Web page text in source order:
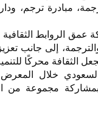
مبادرة ترجم،
عمق الروابط
إلى جانب
خلال
مجموعة من